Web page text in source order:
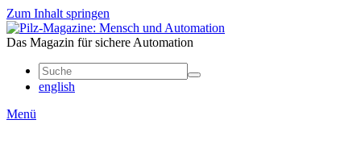
Zum Inhalt springen
Das Magazin für sichere Automation
english
Menü